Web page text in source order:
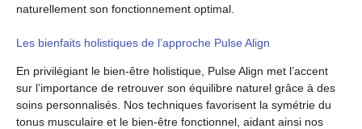
naturellement son fonctionnement optimal.
Les bienfaits holistiques de l’approche Pulse Align
En privilégiant le bien-être holistique, Pulse Align met l’accent
sur l’importance de retrouver son équilibre naturel grâce à des
soins personnalisés. Nos techniques favorisent la symétrie du
tonus musculaire et le bien-être fonctionnel, aidant ainsi nos